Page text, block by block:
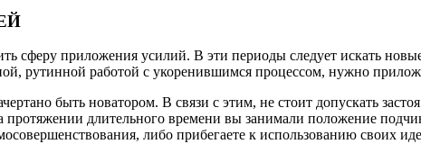
сферу приложения усилий. В эти периоды следует искать
рутинной работой с укоренившимся процессом, нужно
быть новатором. В связи с этим, не стоит допускать
протяжении длительного времени вы занимали положение
либо прибегаете к использованию своих